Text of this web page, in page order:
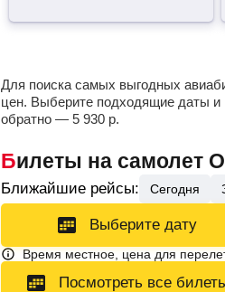
Для поиска самых выгодных
цен. Выберите подходящие даты и
обратно — 5 930 р.
Билеты на самолет
Ближайшие рейсы: Сегодня
Выберите дату
Время местное, цена для
Посмотреть все